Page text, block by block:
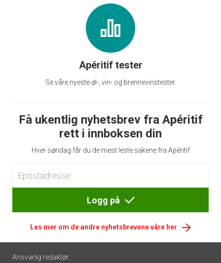
Apéritif tester
Se våre nyeste øl-, vin- og brennevinstester.
Få ukentlig nyhetsbrev fra Apéritif
rett i innboksen din
Hver søndag får du de mest leste sakene fra Apéritif
Logg på
Les mer om de andre nyhetsbrevene våre her
Footer
Ansvarlig redaktør: